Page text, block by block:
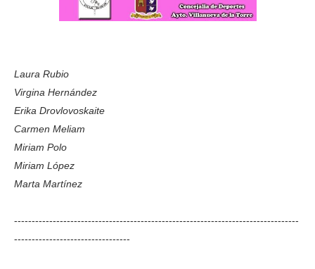
Laura Rubio
Virgina Hernández
Erika Drovlovoskaite
Carmen Meliam
Miriam Polo
Miriam López
Marta Martínez
---------------------------------------------------------------------------------
---------------------------------